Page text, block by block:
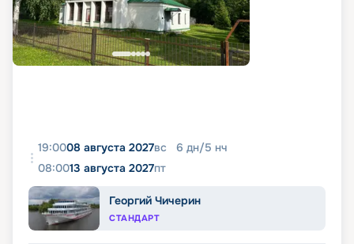
19:0008 августа 2027вс 6 дн/5 нч
08:0013 августа 2027пт
Георгий Чичерин
СТАНДАРТ